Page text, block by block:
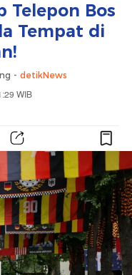
Telepon Bos
Tempat di
- detikNews
WIB